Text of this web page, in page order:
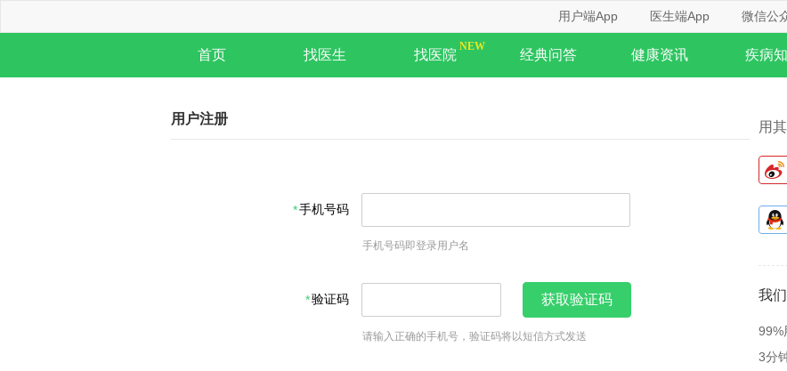
用户端App 医生端App 微信公
首页 找医生 找医院 经典问答 健康资讯 疾病
用户注册
手机号码
手机号码即登录用户名
验证码 获取验证码
请输入正确的手机号，验证码将以短信方式发送
用
我
99%
3分